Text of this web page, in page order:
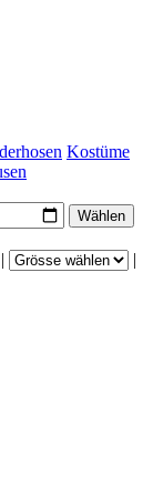
Kostüme
| |